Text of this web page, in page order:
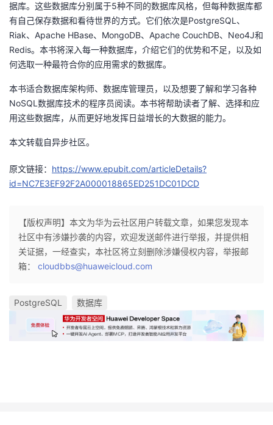
据库。这些数据库分别属于5种不同的数据库风格，但每种数据库都
有自己保存数据和看待世界的方式。它们依次是PostgreSQL、
Riak、Apache HBase、MongoDB、Apache CouchDB、Neo4J和
Redis。本书将深入每一种数据库，介绍它们的优势和不足，以及如
何选取一种最符合你的应用需求的数据库。
本书适合数据库架构师、数据库管理员，以及想要了解和学习各种
NoSQL数据库技术的程序员阅读。本书将帮助读者了解、选择和应
用这些数据库，从而更好地发挥日益增长的大数据的能力。
本文转载自异步社区。
原文链接： https://www.epubit.com/articleDetails?
id=NC7E3EF92F2A000018865ED251DC01DCD
【版权声明】本文为华为云社区用户转载文章，如果您发现本
社区中有涉嫌抄袭的内容，欢迎发送邮件进行举报，并提供相
关证据，一经查实，本社区将立刻删除涉嫌侵权内容，举报邮
箱： cloudbbs@huaweicloud.com
PostgreSQL 数据库